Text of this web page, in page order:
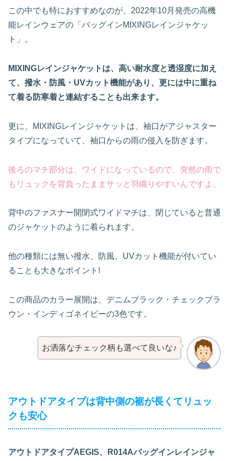
この中でも特におすすめなのが、2022年10月発売の高機
能レインウェアの「バッグインMIXINGレインジャケッ
ト」。
MIXINGレインジャケット は、 高い耐水度と透湿度に加え
て、撥水・防風・UVカット機能があり、更には中に重ね
て着る防寒着と連結することも出来ます。
更に、MIXINGレインジャケットは、袖口がアジャスター
タイプになっていて、袖口からの雨の侵入を防ぎます。
後ろのマチ部分は、ワイドになっているので、突然の雨で
もリュックを背負ったままサッと羽織りやすいんですよ。
背中のファスナー開閉式ワイドマチは、閉じていると普通
のジャケットのように着られます。
他の種類には無い撥水、防風、UVカット機能が付いてい
ることも大きなポイント!
この商品のカラー展開は、デニムブラック・チェックブラ
ウン・インディゴネイビーの3色です。
お洒落なチェック柄も選べて良いな♪
アウトドアタイプは背中側の裾が長くてリュッ
クも安心
アウトドアタイプAEGIS、R014Aバッグインレインジャ